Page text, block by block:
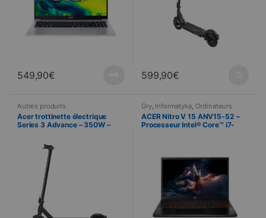
549,90€ 599,90€
Autres produits
Acer trottinette électrique
Series 3 Advance – 350W –
Gry, Informatyka, Ordinateurs
gaming ,Laptop,Laptopy
ACER Nitro V 15 ANV15-52 –
Processeur Intel® Core™ i7-